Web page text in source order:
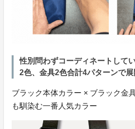
性別問わずコーディネートして
2色、金具2色合計4パターンで展
ブラック本体カラー × ブラック金
も馴染む一番人気カラー